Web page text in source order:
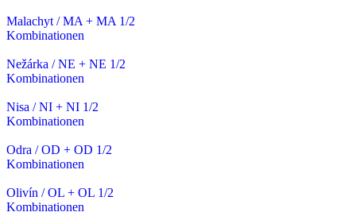
Malachyt / MA + MA 1/2
Kombinationen
Nežárka / NE + NE 1/2
Kombinationen
Nisa / NI + NI 1/2
Kombinationen
Odra / OD + OD 1/2
Kombinationen
Olivín / OL + OL 1/2
Kombinationen